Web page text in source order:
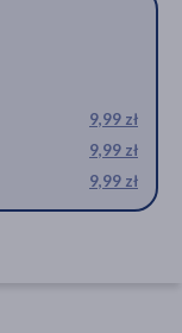
9,99 zł
9,99 zł
9,99 zł